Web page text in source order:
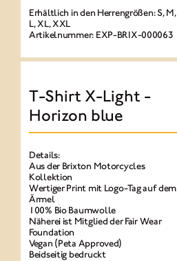
Erhältlich in den Herrengrößen: S, M,
L, XL, XXL
Artikelnummer: EXP-BRIX-000063
T-Shirt X-Light -
Horizon blue
Details:
Aus der Brixton Motorcycles
Kollektion
Wertiger Print mit Logo-Tag auf dem
Ärmel
100% Bio Baumwolle
Näherei ist Mitglied der Fair Wear
Foundation
Vegan (Peta Approved)
Beidseitig bedruckt